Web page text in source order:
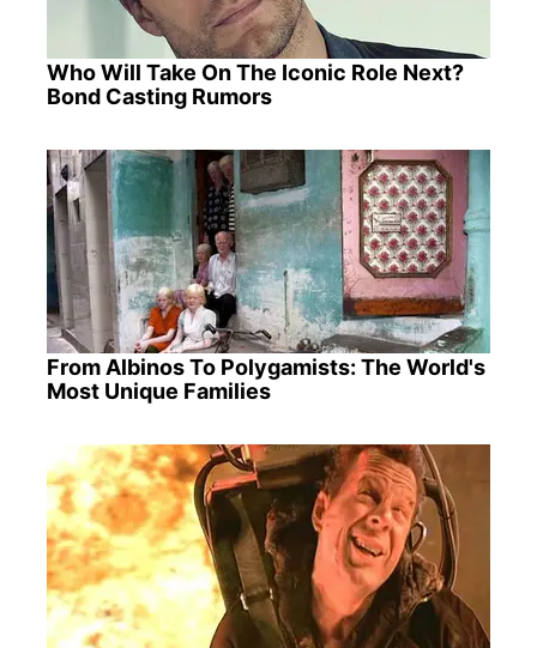
Who Will Take On The Iconic Role Next?
Bond Casting Rumors
From Albinos To Polygamists: The World's
Most Unique Families